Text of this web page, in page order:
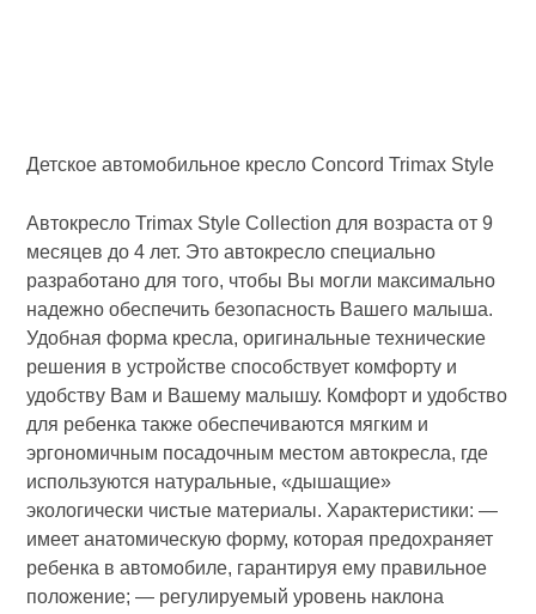
Детское автомобильное кресло Concord Trimax Style
Автокресло Trimax Style Collection для возраста от 9
месяцев до 4 лет. Это автокресло специально
разработано для того, чтобы Вы могли максимально
надежно обеспечить безопасность Вашего малыша.
Удобная форма кресла, оригинальные технические
решения в устройстве способствует комфорту и
удобству Вам и Вашему малышу. Комфорт и удобство
для ребенка также обеспечиваются мягким и
эргономичным посадочным местом автокресла, где
используются натуральные, «дышащие»
экологически чистые материалы. Характеристики: —
имеет анатомическую форму, которая предохраняет
ребенка в автомобиле, гарантируя ему правильное
положение; — регулируемый уровень наклона